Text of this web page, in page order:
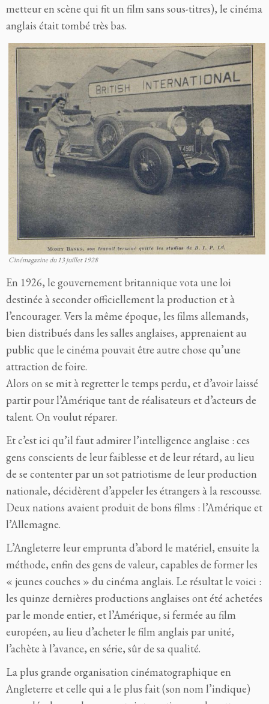
metteur en scène qui fitun film sans sous-titres), le cinéma
anglais était tombé très bas.
Cinémagazine du 13 juillet 1928
En 1926, le gouvernement britannique vota une loi
destinée à seconder officiellement la production et à
l’encourager. Vers la même époque, les films allemands,
bien distribués dans les salles anglaises, apprenaient au
public que le cinéma pouvait être autre chose qu’une
attraction de foire.
Alors on se mit à regretter le temps perdu, et d’avoir laissé
partir pour l’Amérique tant de réalisateurs et d’acteurs de
talent. On voulut réparer.
Et c’est ici qu’il faut admirer l’intelligence anglaise : ces
gens conscients de leur faiblesse et de leur rétard, au lieu
de se contenter par un sot patriotisme de leur production
nationale, décidèrent d’appeler les étrangers à la rescousse.
Deux nations avaient produit de bons films : l’Amérique et
l’Allemagne.
L’Angleterre leur emprunta d’abord le matériel, ensuite la
méthode, enfin des gens de valeur, capables de former les
« jeunes couches » du cinéma anglais. Le résultat le voici :
les quinze dernières productions anglaises ont été achetées
par le monde entier, et l’Amérique, si fermée au film
européen, au lieu d’acheter le film anglais par unité,
l’achète à l’avance, en série, sûr de sa qualité.
La plus grande organisation cinématographique en
Angleterre et celle qui a le plus fait (son nom l’indique)